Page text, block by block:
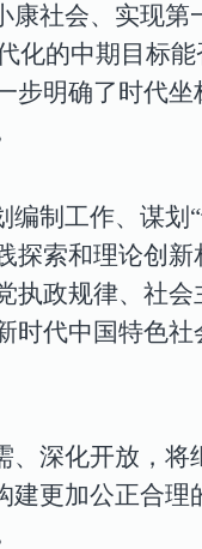
康社会、实现
的中期目标
明确了时代
编制工作、谋
索和理论创
政规律、社
代中国特色
、深化开放，
更加公正合